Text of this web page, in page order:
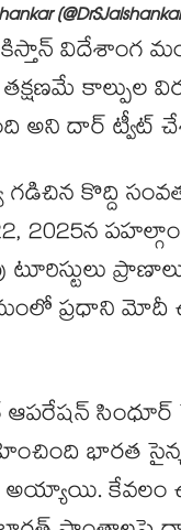
విదేశాంగ
కాల్పుల
అని దార్ ట్వీట్
కొద్ది
2025న
ప్రధాని
భారత
అయ్యాయి. కేవలం